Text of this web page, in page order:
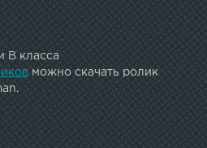
B класса
можно скачать ролик